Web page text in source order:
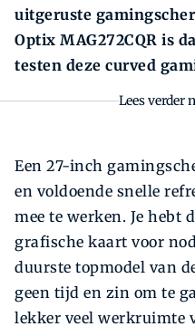
uitgeruste
Optix MAG272CQR is
testen deze curved
Lees verder
Een 27-inch
en voldoende snelle
mee te werken. Je hebt
grafische kaart voor
duurste topmodel van
geen tijd en zin om te
lekker veel werkruimte